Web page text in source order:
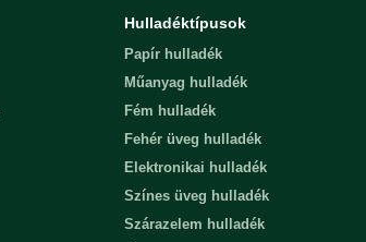
Hulladéktípusok
Papír hulladék
Műanyag hulladék
Fém hulladék
Fehér üveg hulladék
Elektronikai hulladék
Színes üveg hulladék
Szárazelem hulladék